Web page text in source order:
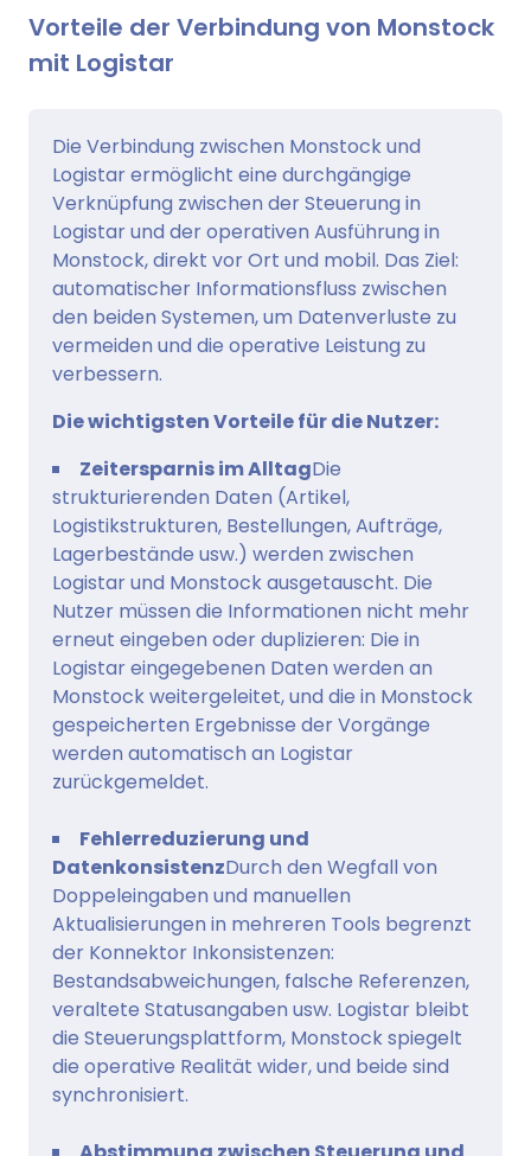
Vorteile der Verbindung von Monstock
mit Logistar
Die Verbindung zwischen Monstock und
Logistar ermöglicht eine durchgängige
Verknüpfung zwischen der Steuerung in
Logistar und der operativen Ausführung in
Monstock, direkt vor Ort und mobil. Das Ziel:
automatischer Informationsfluss zwischen
den beiden Systemen, um Datenverluste zu
vermeiden und die operative Leistung zu
verbessern.
Die wichtigsten Vorteile für die Nutzer:
Zeitersparnis im AlltagDie
strukturierenden Daten (Artikel,
Logistikstrukturen, Bestellungen, Aufträge,
Lagerbestände usw.) werden zwischen
Logistar und Monstock ausgetauscht. Die
Nutzer müssen die Informationen nicht mehr
erneut eingeben oder duplizieren: Die in
Logistar eingegebenen Daten werden an
Monstock weitergeleitet, und die in Monstock
gespeicherten Ergebnisse der Vorgänge
werden automatisch an Logistar
zurückgemeldet.
Fehlerreduzierung und
DatenkonsistenzDurch den Wegfall von
Doppeleingaben und manuellen
Aktualisierungen in mehreren Tools begrenzt
der Konnektor Inkonsistenzen:
Bestandsabweichungen, falsche Referenzen,
veraltete Statusangaben usw. Logistar bleibt
die Steuerungsplattform, Monstock spiegelt
die operative Realität wider, und beide sind
synchronisiert.